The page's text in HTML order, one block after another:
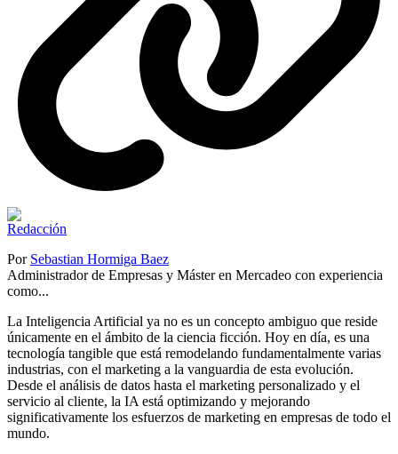
Por Sebastian Hormiga Baez
Administrador de Empresas y Máster en Mercadeo con experiencia
como...
La Inteligencia Artificial ya no es un concepto ambiguo que reside
únicamente en el ámbito de la ciencia ficción. Hoy en día, es una
tecnología tangible que está remodelando fundamentalmente varias
industrias, con el marketing a la vanguardia de esta evolución.
Desde el análisis de datos hasta el marketing personalizado y el
servicio al cliente, la IA está optimizando y mejorando
significativamente los esfuerzos de marketing en empresas de todo el
mundo.